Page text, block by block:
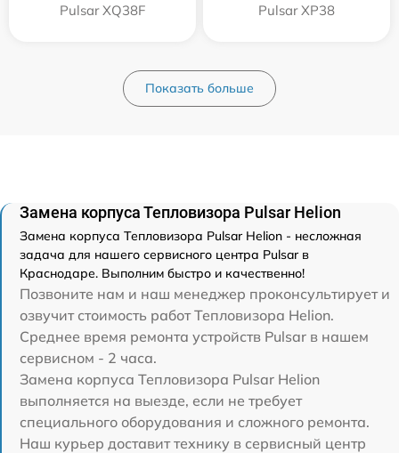
Pulsar XQ38F Pulsar XP38
Показать больше
Замена корпуса Тепловизора Pulsar Helion
Замена корпуса Тепловизора Pulsar Helion - несложная
задача для нашего сервисного центра Pulsar в
Краснодаре. Выполним быстро и качественно!
Позвоните нам и наш менеджер проконсультирует и
озвучит стоимость работ Тепловизора Helion.
Среднее время ремонта устройств Pulsar в нашем
сервисном - 2 часа.
Замена корпуса Тепловизора Pulsar Helion
выполняется на выезде, если не требует
специального оборудования и сложного ремонта.
Наш курьер доставит технику в сервисный центр